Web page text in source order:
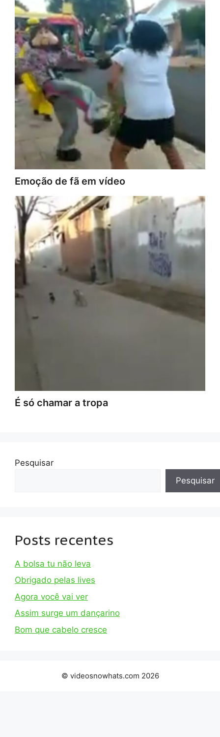
Emoção de fã em vídeo
É só chamar a tropa
Pesquisar
Pesquisar
Posts recentes
A bolsa tu não leva
Obrigado pelas lives
Agora você vai ver
Assim surge um dançarino
Bom que cabelo cresce
© videosnowhats.com 2026